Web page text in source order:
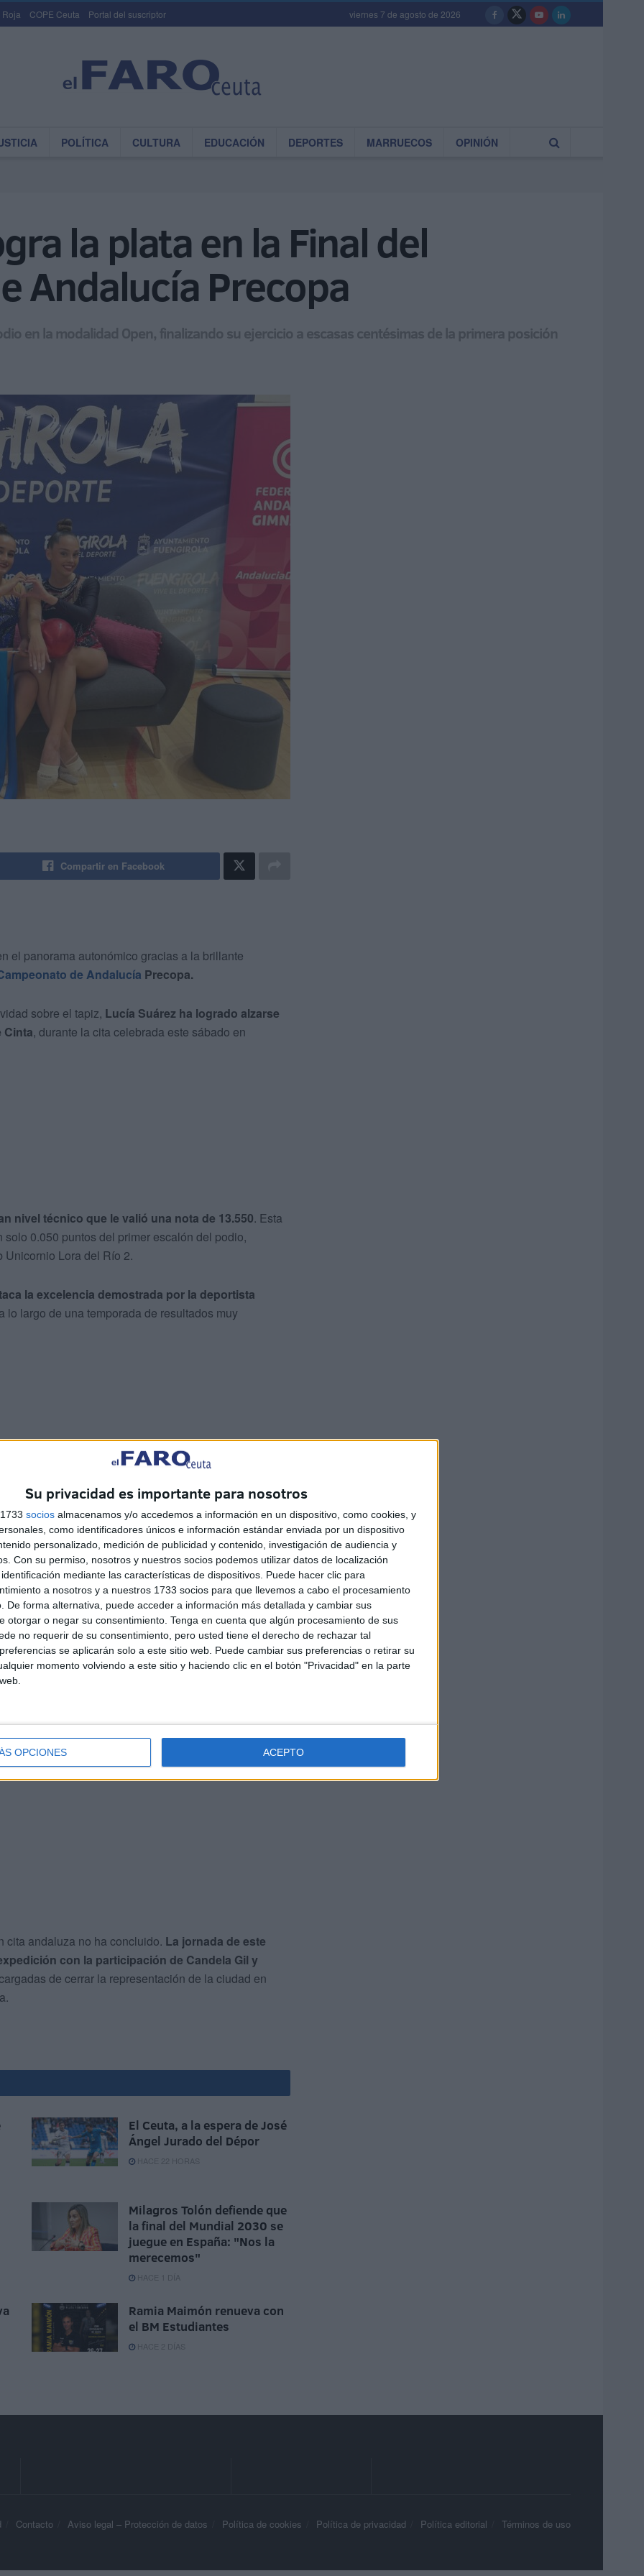
Su privacidad es importante para nosotros
socios almacenamos y/o accedemos a información en un dispositivo, como cookies, y
como identificadores únicos e información estándar enviada por un dispositivo
personalizado, medición de publicidad y contenido, investigación de audiencia y
Con su permiso, nosotros y nuestros socios podemos utilizar datos de localización
mediante las características de dispositivos. Puede hacer clic para
a nosotros y a nuestros 1733 socios para que llevemos a cabo el procesamiento
De forma alternativa, puede acceder a información más detallada y cambiar sus
otorgar o negar su consentimiento. Tenga en cuenta que algún procesamiento de sus
no requerir de su consentimiento, pero usted tiene el derecho de rechazar tal
se aplicarán solo a este sitio web. Puede cambiar sus preferencias o retirar su
momento volviendo a este sitio y haciendo clic en el botón "Privacidad" en la parte
OPCIONES ACEPTO
Roja COPE Ceuta Portal del suscriptor viernes 7 de agosto de 2026
POLÍTICA CULTURA EDUCACIÓN DEPORTES MARRUECOS OPINIÓN
la plata en la Final del
Andalucía Precopa
en la modalidad Open, finalizando su ejercicio a escasas centésimas de la primera posición
Compartir en Facebook
el panorama autonómico gracias a la brillante
de Andalucía Precopa.
sobre el tapiz, Lucía Suárez ha logrado alzarse
Cinta, durante la cita celebrada este sábado en
nivel técnico que le valió una nota de 13.550. Esta
0.050 puntos del primer escalón del podio,
Unicornio Lora del Río 2.
la excelencia demostrada por la deportista
largo de una temporada de resultados muy
participación de su compañera de equipo, Marta
Marta no logró alcanzar los puestos de honor en esta
individualmente por Lucía Suárez, el equipo
subir al podio conjunto, aunque finalizó la
Ceutase ha valorado muy positivamente el cierre
satisfactoria marcada por el notable crecimiento
cita andaluza no ha concluido. La jornada de este
con la participación de Candela Gil y
de cerrar la representación de la ciudad en
El Ceuta, a la espera de José
Ángel Jurado del Dépor
HACE 22 HORAS
Milagros Tolón defiende que
la final del Mundial 2030 se
juegue en España: "Nos la
merecemos"
HACE 1 DÍA
Ramia Maimón renueva con
el BM Estudiantes
HACE 2 DÍAS
Contacto Aviso legal – Protección de datos Política de cookies Política de privacidad Política editorial Términos de uso